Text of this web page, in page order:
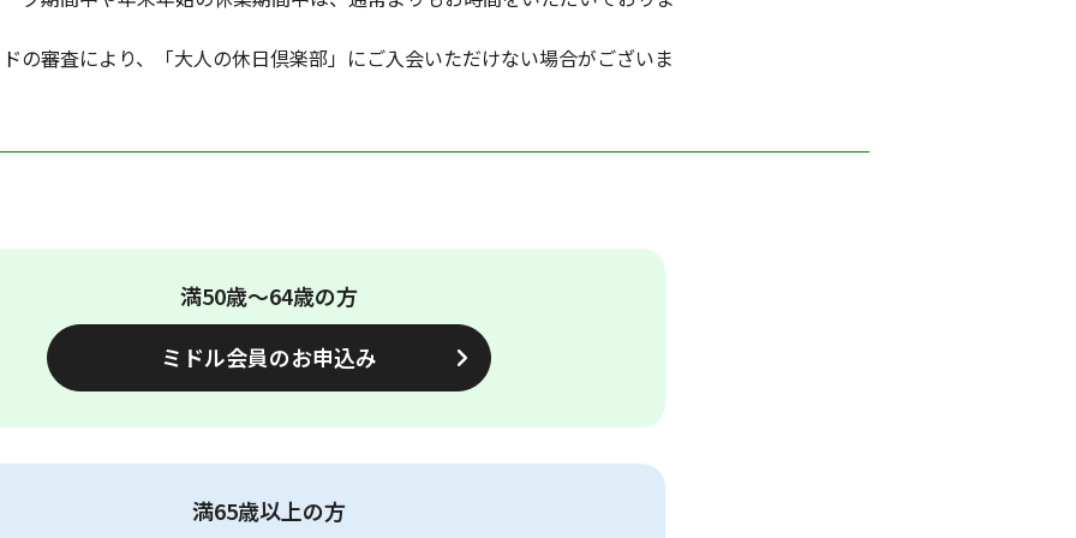
の審査により、「大人の休日倶楽部」にご入会いただけない場合がございま
満50歳～64歳の方
ミドル会員のお申込み
満65歳以上の方